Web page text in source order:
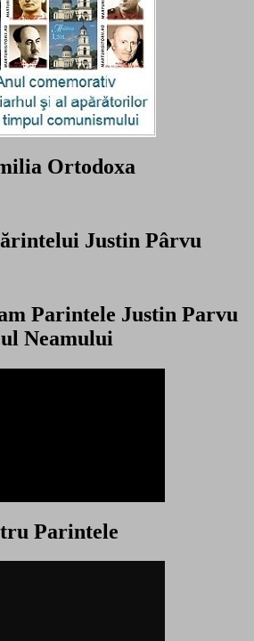
Ortodoxa
Justin Pârvu
Parintele Justin Parvu
Neamului
Parintele